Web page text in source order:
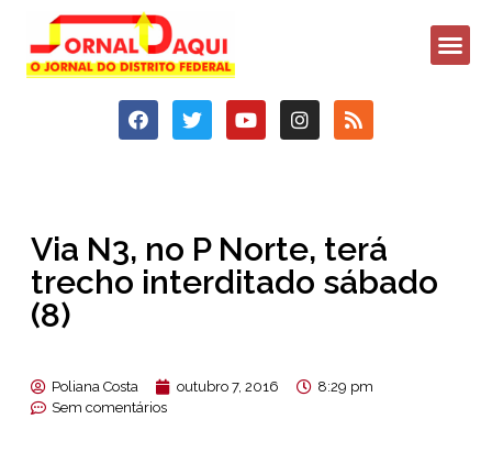
Via N3, no P Norte, terá
trecho interditado sábado
(8)
Poliana Costa outubro 7, 2016
8:29 pm
Sem comentários